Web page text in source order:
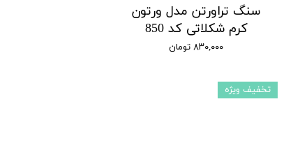
سنگ تراورتن مدل ورتون
کرم شکلاتی کد 850
۸۳۰,۰۰۰ تومان
تخفیف ویژه